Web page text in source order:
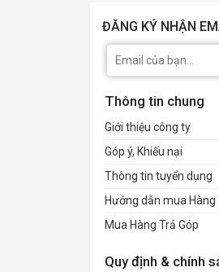
ĐĂNG KÝ NHẬN
Thông tin chung
Giới thiệu công ty
Góp ý, Khiếu nại
Thông tin tuyển dụng
Hướng dẫn mua Hàng
Mua Hàng Trả Góp
Quy định & chính